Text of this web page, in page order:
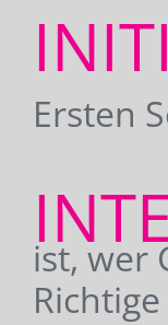
Ersten
ist, wer